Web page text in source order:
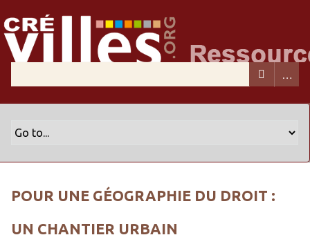
POUR UNE GÉOGRAPHIE DU DROIT :
UN CHANTIER URBAIN